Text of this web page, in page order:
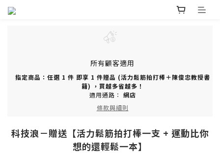
所有顧客適用
指定商品：任選 1 件 即享 1 件贈品 (活力鬆筋拍打棒＋陳俊忠教授書
籍) ，買越多省越多！
適用通路： 網店
條款與細則
科技浪－贈送【活力鬆筋拍打棒一支 + 運動比你
想的還輕鬆一本】